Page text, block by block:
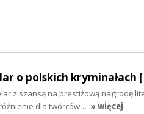
o polskich kryminałach
z szansą na prestiżową nagrodę
dla twórców… » więcej